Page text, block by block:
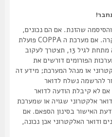
שהזנת. אם הם נכונים,
אז כנראה ואת מהדברים הבאים קרה. אם מערכת ה COPPA פועלת
במערכת ובהרשמה סימנת שאתה מתחת לגיל 13, תצטרך לעקוב
הפורומים דורשים את
או מנהל המערכת; מידע זה
נשלח לדואר
קיבלת הודעה לדואר
שגויה או שמערכת
בסינון הספאם. אם
האלקטרוני אכן נכונה,